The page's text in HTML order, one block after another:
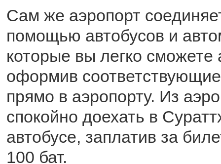
Сам же аэропорт
помощью автобусов и
которые вы легко сможете
оформив
прямо в аэропорту. Из
спокойно доехать в
автобусе, заплатив за
100 бат.